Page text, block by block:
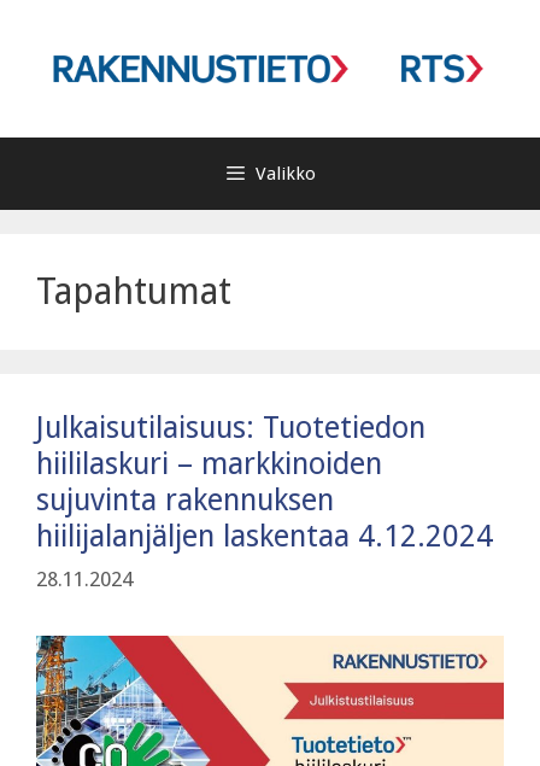
Valikko
Tapahtumat
Julkaisutilaisuus: Tuotetiedon
hiililaskuri – markkinoiden
sujuvinta rakennuksen
hiilijalanjäljen laskentaa 4.12.2024
28.11.2024